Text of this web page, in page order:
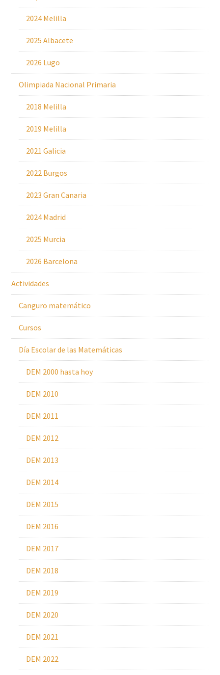
2024 Melilla
2025 Albacete
2026 Lugo
Olimpiada Nacional Primaria
2018 Melilla
2019 Melilla
2021 Galicia
2022 Burgos
2023 Gran Canaria
2024 Madrid
2025 Murcia
2026 Barcelona
Actividades
Canguro matemático
Cursos
Día Escolar de las Matemáticas
DEM 2000 hasta hoy
DEM 2010
DEM 2011
DEM 2012
DEM 2013
DEM 2014
DEM 2015
DEM 2016
DEM 2017
DEM 2018
DEM 2019
DEM 2020
DEM 2021
DEM 2022